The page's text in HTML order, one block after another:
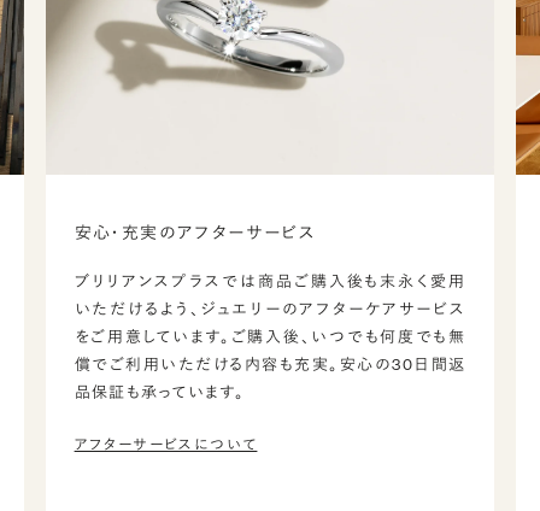
安心・充実のアフターサービス
ブリリアンスプラスでは商品ご購入後も末永く愛用
いただけるよう、ジュエリーのアフターケアサービス
をご用意しています。ご購入後、いつでも何度でも無
償でご利用いただける内容も充実。安心の30日間返
品保証も承っています。
アフターサービスについて